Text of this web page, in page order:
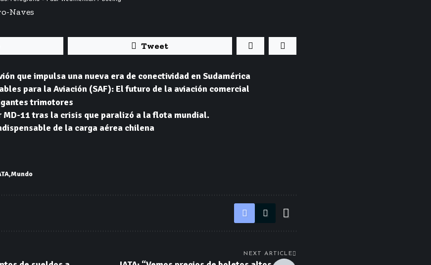
Naves
Tweet
que impulsa una nueva era de conectividad en Sudamérica
para la Aviación (SAF): El futuro de la aviación comercial
trimotores
11 tras la crisis que paralizó a la flota mundial.
de la carga aérea chilena
Mundo
NEXT ARTICLE